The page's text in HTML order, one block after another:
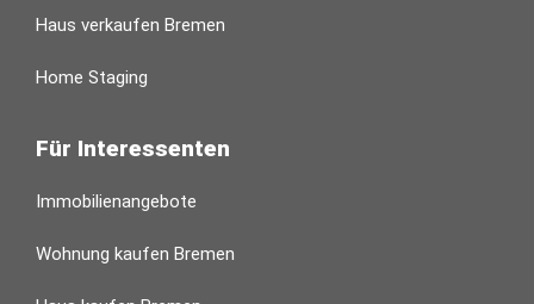
Haus verkaufen Bremen
Home Staging
Für Interessenten
Immobilienangebote
Wohnung kaufen Bremen